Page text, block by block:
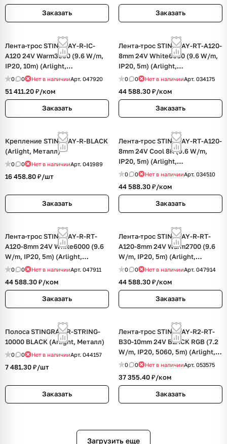
Заказать Заказать
Лента-трос STINGRAY-R-IC-
A120 24V Warm3000 (9.6 W/m,
IP20, 10m) (Arlight,
Сталь+Алюминий)
0 0 Нет в наличииАрт. 047920
51 411.20 ₽/ком
Заказать
Лента-трос STINGRAY-RT-A120-
8mm 24V White6000 (9.6 W/m,
IP20, 5m) (Arlight,
Сталь+Алюминий)
0 0 Нет в наличииАрт. 034175
44 588.30 ₽/ком
Заказать
Крепление STINGRAY-R-BLACK
(Arlight, Металл)
0 0 Нет в наличииАрт. 041989
16 458.80 ₽/шт
Заказать
Лента-трос STINGRAY-RT-A120-
8mm 24V Cool 8K (9.6 W/m,
IP20, 5m) (Arlight,
Сталь+Алюминий)
0 0 Нет в наличииАрт. 034510
44 588.30 ₽/ком
Заказать
Лента-трос STINGRAY-R-RT-
A120-8mm 24V White6000 (9.6
W/m, IP20, 5m) (Arlight,
Сталь+Алюминий)
0 0 Нет в наличииАрт. 047911
44 588.30 ₽/ком
Заказать
Лента-трос STINGRAY-R-RT-
A120-8mm 24V Warm2700 (9.6
W/m, IP20, 5m) (Arlight,
Сталь+Алюминий)
0 0 Нет в наличииАрт. 047914
44 588.30 ₽/ком
Заказать
Полоса STINGRAY-R-STRING-
10000 BLACK (Arlight, Металл)
0 0 Нет в наличииАрт. 044157
7 481.30 ₽/шт
Заказать
Лента-трос STINGRAY-R2-RT-
B30-10mm 24V BLACK RGB (7.2
W/m, IP20, 5060, 5m) (Arlight,
Сталь+Алюминий)
0 0 Нет в наличииАрт. 053575
37 355.40 ₽/ком
Заказать
Загрузить еще